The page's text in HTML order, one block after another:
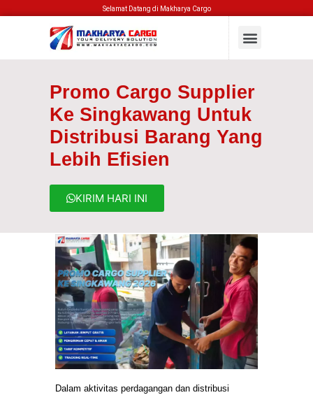
Selamat Datang di Makharya Cargo
Promo Cargo Supplier
Ke Singkawang Untuk
Distribusi Barang Yang
Lebih Efisien
KIRIM HARI INI
Dalam aktivitas perdagangan dan distribusi